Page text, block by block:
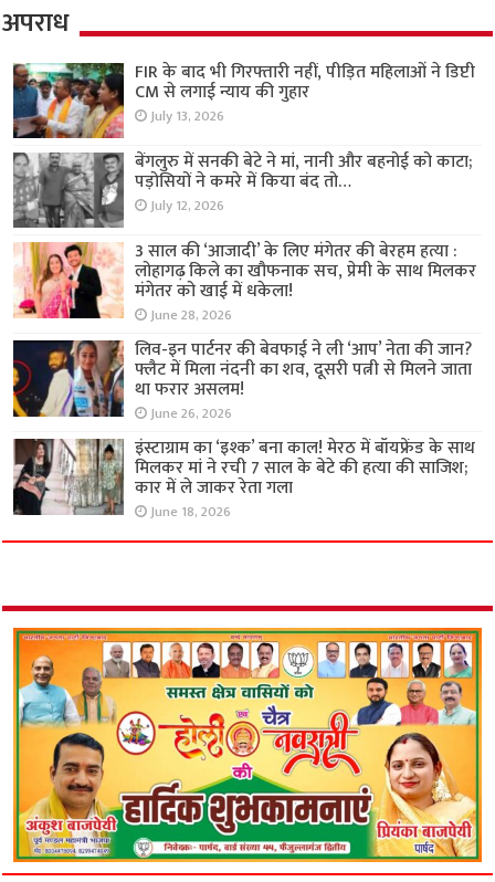
अपराध
FIR के बाद भी गिरफ्तारी नहीं, पीड़ित महिलाओं ने डिप्टी
CM से लगाई न्याय की गुहार
July 13, 2026
बेंगलुरु में सनकी बेटे ने मां, नानी और बहनोई को काटा;
पड़ोसियों ने कमरे में किया बंद तो…
July 12, 2026
3 साल की ‘आजादी’ के लिए मंगेतर की बेरहम हत्या :
लोहागढ़ किले का खौफनाक सच, प्रेमी के साथ मिलकर
मंगेतर को खाई में धकेला!
June 28, 2026
लिव-इन पार्टनर की बेवफाई ने ली ‘आप’ नेता की जान?
फ्लैट में मिला नंदनी का शव, दूसरी पत्नी से मिलने जाता
था फरार असलम!
June 26, 2026
इंस्टाग्राम का ‘इश्क’ बना काल! मेरठ में बॉयफ्रेंड के साथ
मिलकर मां ने रची 7 साल के बेटे की हत्या की साजिश;
कार में ले जाकर रेता गला
June 18, 2026